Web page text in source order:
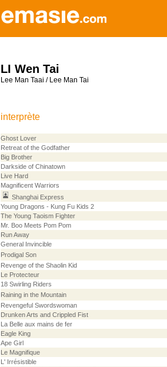
LI Wen Tai
Lee Man Taai / Lee Man Tai
interprète
Ghost Lover
Retreat of the Godfather
Big Brother
Darkside of Chinatown
Live Hard
Magnificent Warriors
Shanghai Express
Young Dragons - Kung Fu Kids 2
The Young Taoism Fighter
Mr. Boo Meets Pom Pom
Run Away
General Invincible
Prodigal Son
Revenge of the Shaolin Kid
Le Protecteur
18 Swirling Riders
Raining in the Mountain
Revengeful Swordswoman
Drunken Arts and Crippled Fist
La Belle aux mains de fer
Eagle King
Ape Girl
Le Magnifique
L' Irrésistible